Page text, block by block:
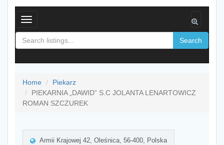
Toggle
navigation
Search
Home
Piekarz
PIEKARNIA „DAWID” S.C JOLANTA LENARTOWICZ
ROMAN SZCZUREK
Armii Krajowej 42, Oleśnica, 56-400, Polska